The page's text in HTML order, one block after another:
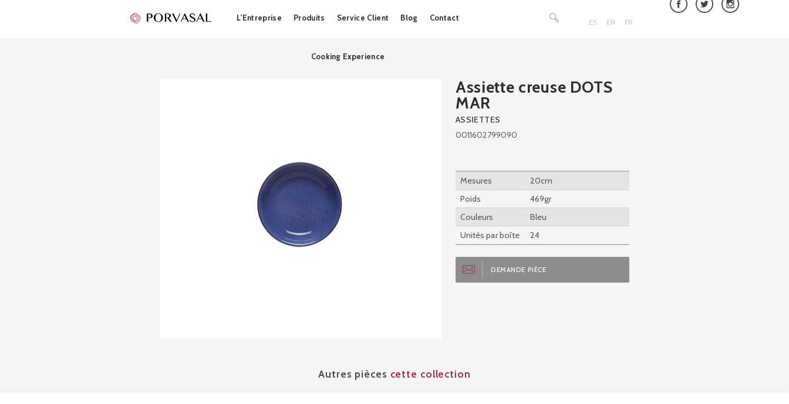
to
L’Entreprise Produits Service Client Blog Contact
Cooking Experience
ES EN FR
Assiette creuse DOTS
MAR
ASSIETTES
0011602799090
Mesures
20cm
Poids
469gr
Couleurs
Bleu
Unités par boîte
24
DEMANDE PIÈCE
Autres pièces cette collection